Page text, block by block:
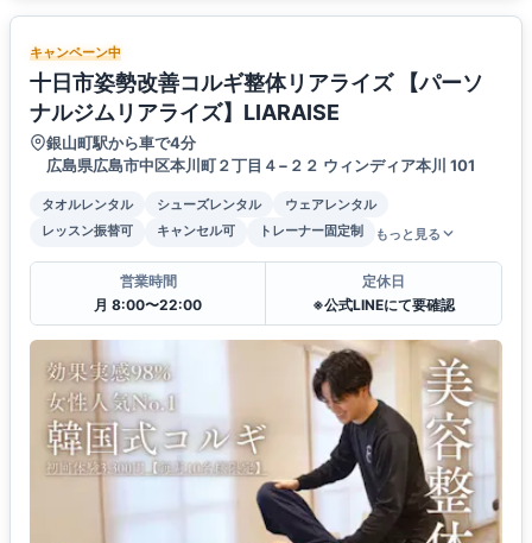
キャンペーン中
十日市姿勢改善コルギ整体リアライズ 【パーソ
ナルジムリアライズ】LIARAISE
銀山町駅から車で4分
広島県広島市中区本川町２丁目４−２２ ウィンディア本川 101
タオルレンタル シューズレンタル
ウェアレンタル
レッスン振替可
キャンセル可 トレーナー固定制 もっと見る
営業時間
月 8:00〜22:00
定休日
※公式LINEにて要確認